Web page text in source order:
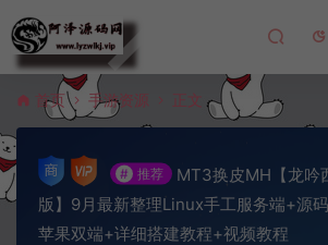
首页 手游资源 正文
# 推荐
MT3换皮MH【龙吟
版】9月最新整理Linux手工服务端+源
苹果双端+详细搭建教程+视频教程